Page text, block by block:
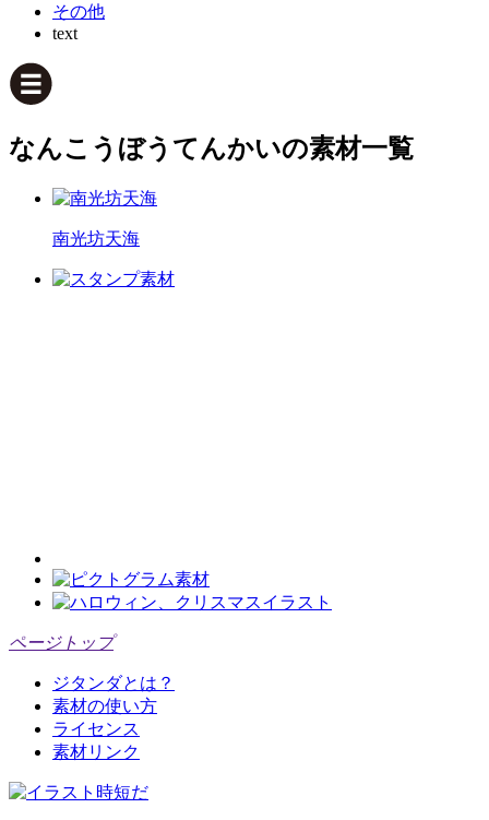
その他
text
なんこうぼうてんかいの素材一覧
南光坊天海
ページトップ
ジタンダとは？
素材の使い方
ライセンス
素材リンク